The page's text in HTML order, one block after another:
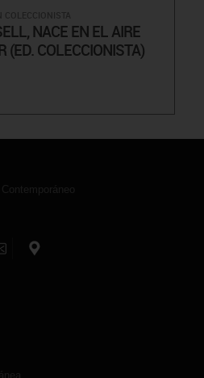
NACE EN EL AIRE
(ED. COLECCIONISTA)